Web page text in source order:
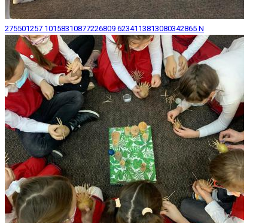
275501257 10158310877226809 6234113813080342865 N